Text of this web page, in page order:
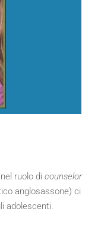
ruolo di counselor
anglosassone) ci
adolescenti.